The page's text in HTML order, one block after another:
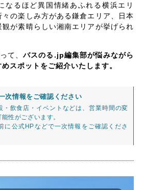
なるほど異国情緒あふれる横浜エリ
の楽しみ方がある鎌倉エリア、日本
が素晴らしい湘南エリアが挙げられ
て、 バスのる.jp編集部が悩みながら
スポットをご紹介いたします。
次情報をご確認ください
・飲食店・イベントなどは、営業時間の変
性がございます。
に公式HPなどで一次情報をご確認くださ